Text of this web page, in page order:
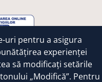
V
i
s
a
A
p
p
G
o
o
g
uri pentru a asigura
experienței
să modificați setările
„Modifică”. Pentru